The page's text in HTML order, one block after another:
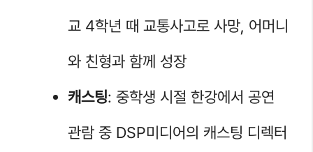
교 4학년 때 교통사고로 사망, 어머니
와 친형과 함께 성장
캐스팅: 중학생 시절 한강에서 공연
관람 중 DSP미디어의 캐스팅 디렉터